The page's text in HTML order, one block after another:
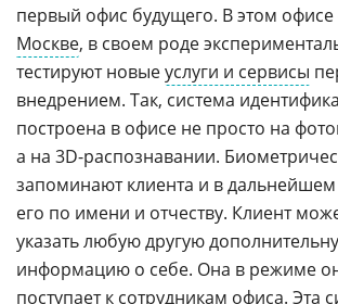
первый офис будущего. В этом офисе
Москве, в своем роде
тестируют новыеуслуги и сервисы
внедрением. Так, система
построена в офисе не просто на
а на 3D-распознавании.
запоминают клиента и в дальнейшем
его по имени и отчеству. Клиент
указать любую другую
информацию о себе. Она в режиме
поступает к сотрудникам офиса. Эта